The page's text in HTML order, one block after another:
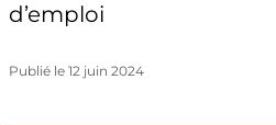
d’emploi
Publié le 12 juin 2024